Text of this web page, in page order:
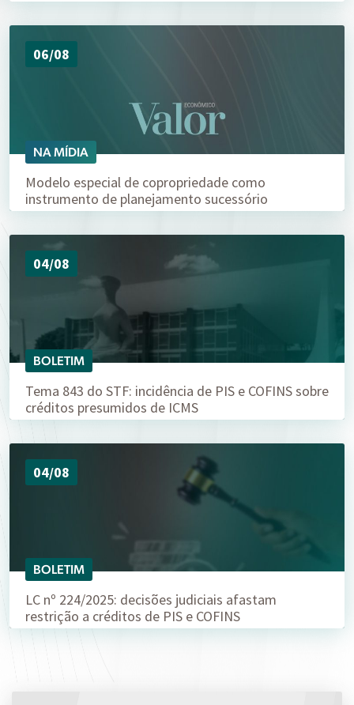
06/08
NA MÍDIA
Modelo especial de copropriedade como
instrumento de planejamento sucessório
04/08
BOLETIM
Tema 843 do STF: incidência de PIS e COFINS sobre
créditos presumidos de ICMS
04/08
BOLETIM
LC nº 224/2025: decisões judiciais afastam
restrição a créditos de PIS e COFINS